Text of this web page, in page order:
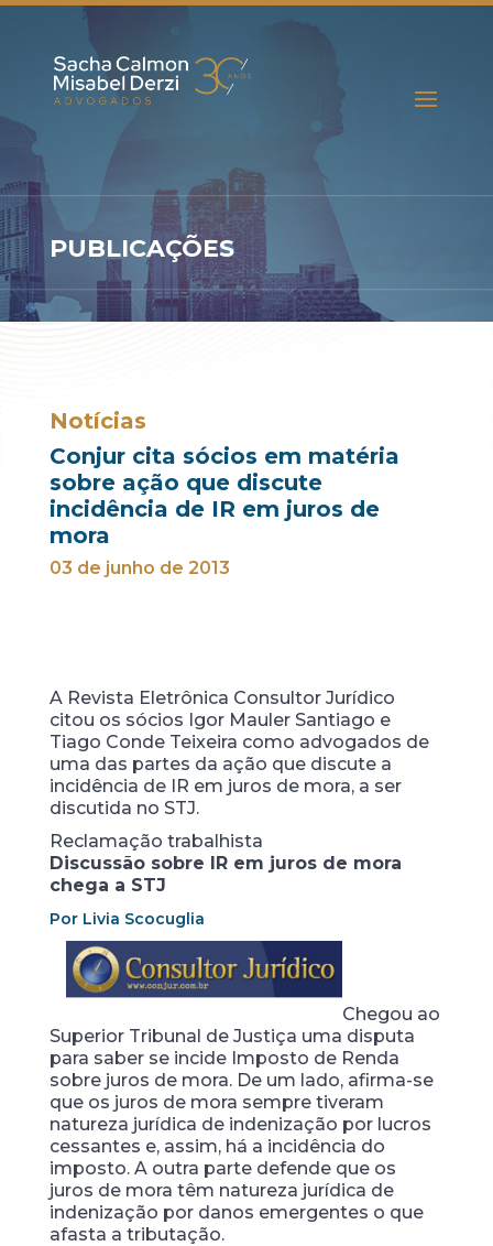
PUBLICAÇÕES
Notícias
Conjur cita sócios em matéria
sobre ação que discute
incidência de IR em juros de
mora
03 de junho de 2013
A Revista Eletrônica Consultor Jurídico
citou os sócios Igor Mauler Santiago e
Tiago Conde Teixeira como advogados de
uma das partes da ação que discute a
incidência de IR em juros de mora, a ser
discutida no STJ.
Reclamação trabalhista
Discussão sobre IR em juros de mora
chega a STJ
Por Livia Scocuglia
Chegou ao
Superior Tribunal de Justiça uma disputa
para saber se incide Imposto de Renda
sobre juros de mora. De um lado, afirma-se
que os juros de mora sempre tiveram
natureza jurídica de indenização por lucros
cessantes e, assim, há a incidência do
imposto. A outra parte defende que os
juros de mora têm natureza jurídica de
indenização por danos emergentes o que
afasta a tributação.